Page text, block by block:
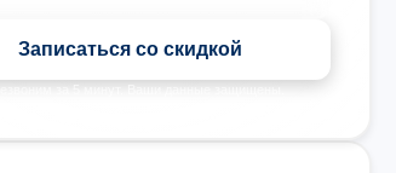
Записаться со скидкой